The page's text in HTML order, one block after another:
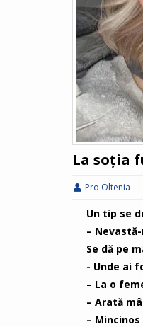
La soția
Pro Oltenia
Un tip se
–
Se dă pe
- Unde ai
– La o
– Arată
–